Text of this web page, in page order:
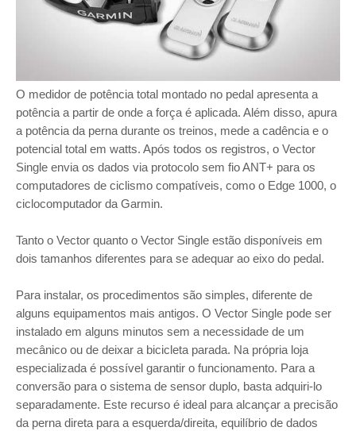
O medidor de potência total montado no pedal apresenta a
potência a partir de onde a força é aplicada. Além disso, apura
a potência da perna durante os treinos, mede a cadência e o
potencial total em watts. Após todos os registros, o Vector
Single envia os dados via protocolo sem fio ANT+ para os
computadores de ciclismo compatíveis, como o Edge 1000, o
ciclocomputador da Garmin.
Tanto o Vector quanto o Vector Single estão disponíveis em
dois tamanhos diferentes para se adequar ao eixo do pedal.
Para instalar, os procedimentos são simples, diferente de
alguns equipamentos mais antigos. O Vector Single pode ser
instalado em alguns minutos sem a necessidade de um
mecânico ou de deixar a bicicleta parada. Na própria loja
especializada é possível garantir o funcionamento. Para a
conversão para o sistema de sensor duplo, basta adquiri-lo
separadamente. Este recurso é ideal para alcançar a precisão
da perna direta para a esquerda/direita, equilíbrio de dados